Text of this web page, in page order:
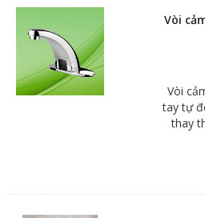
hơn.
thông
Vòi
Vòi
tay tự
thay
công